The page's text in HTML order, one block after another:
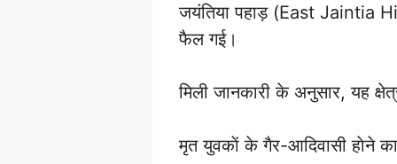
जयंतिया पहाड़ (East Jaintia
फैल गई।
मिली जानकारी के अनुसार, यह
मृत युवकाें के गैर-आदिवासी हाेने